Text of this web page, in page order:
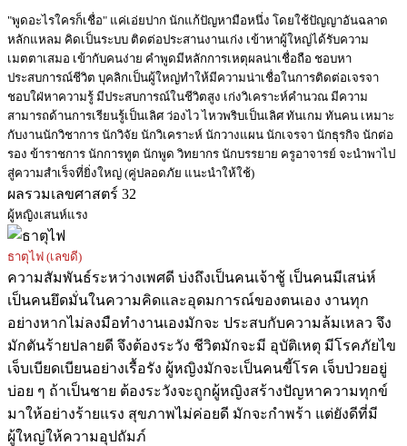
"พูดอะไรใครก็เชื่อ" แค่เอ่ยปาก นักแก้ปัญหามือหนึ่ง โดยใช้ปัญญาอันฉลาด
หลักแหลม คิดเป็นระบบ ติดต่อประสานงานเก่ง เข้าหาผู้ใหญ่ได้รับความ
เมตตาเสมอ เข้ากับคนง่าย คำพูดมีหลักการเหตุผลน่าเชื่อถือ ชอบหา
ประสบการณ์ชีวิต บุคลิกเป็นผู้ใหญ่ทำให้มีความน่าเชื่อในการติดต่อเจรจา
ชอบใฝ่หาความรู้ มีประสบการณ์ในชีวิตสูง เก่งวิเคราะห์คำนวณ มีความ
สามารถด้านการเรียนรู้เป็นเลิศ ว่องไว ไหวพริบเป็นเลิศ ทันเกม ทันคน เหมาะ
กับงานนักวิชาการ นักวิจัย นักวิเคราะห์ นักวางแผน นักเจรจา นักธุรกิจ นักต่อ
รอง ข้าราชการ นักการทูต นักพูด วิทยากร นักบรรยาย ครูอาจารย์ จะนำพาไป
สู่ความสำเร็จที่ยิ่งใหญ่ (คู่ปลอดภัย แนะนำให้ใช้)
ผลรวมเลขศาสตร์ 32
ผู้หญิงเสนห์แรง
ธาตุไฟ (เลขดี)
ความสัมพันธ์ระหว่างเพศดี บ่งถึงเป็นคนเจ้าชู้ เป็นคนมีเสน่ห์
เป็นคนยึดมั่นในความคิดและอุดมการณ์ของตนเอง งานทุก
อย่างหากไม่ลงมือทำงานเองมักจะ ประสบกับความล้มเหลว จึง
มักตันร้ายปลายดี จึงต้องระวัง ชีวิตมักจะมี อุบัติเหตุ มีโรคภัยไข
เจ็บเบียดเบียนอย่างเรื้อรัง ผู้หญิงมักจะเป็นคนขี้โรค เจ็บป่วยอยู่
บ่อย ๆ ถ้าเป็นชาย ต้องระวังจะถูกผู้หญิงสร้างปัญหาความทุกข์
มาให้อย่างร้ายแรง สุขภาพไม่ค่อยดี มักจะกำพร้า แต่ยังดีที่มี
ผู้ใหญ่ให้ความอุปถัมภ์